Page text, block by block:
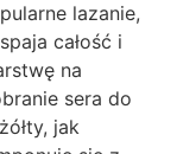
lazanie,
całość i
na
sera do
jak